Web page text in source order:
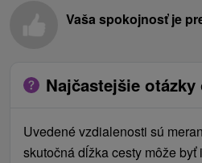
Vaša spokojnosť je
Najčastejšie
Uvedené vzdialenosti sú
skutočná dĺžka cesty môže byť